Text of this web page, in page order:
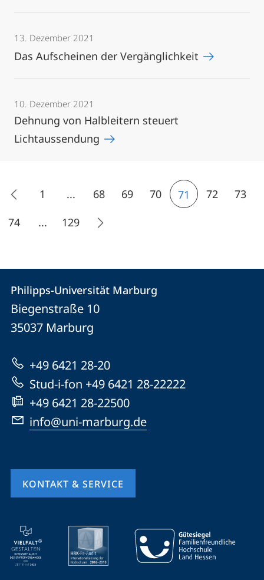
13. Dezember 2021
Das Aufscheinen der Vergänglichkeit
10. Dezember 2021
Dehnung von Halbleitern steuert
Lichtaussendung
1 ... 68 69 70 71 72
73
74
... 129
Kontakt
und
Informationen
zur
Website
Kontaktinformationen
Philipps-
Universität
Marburg
Philipps-Universität Marburg
Biegenstraße 10
35037 Marburg
+49 6421 28-20
Stud-i-fon +49 6421 28-22222
+49 6421 28-22500
info@uni-marburg.de
KONTAKT & SERVICE
Mobile-
Service-
Navigation